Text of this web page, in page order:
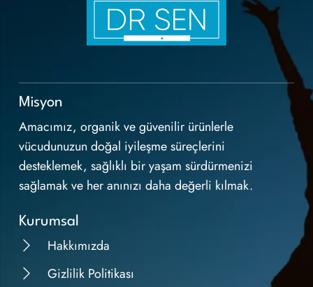
Misyon
Amacımız, organik ve güvenilir ürünlerle
vücudunuzun doğal iyileşme süreçlerini
desteklemek, sağlıklı bir yaşam sürdürmenizi
sağlamak ve her anınızı daha değerli kılmak.
Kurumsal
Hakkımızda
Gizlilik Politikası